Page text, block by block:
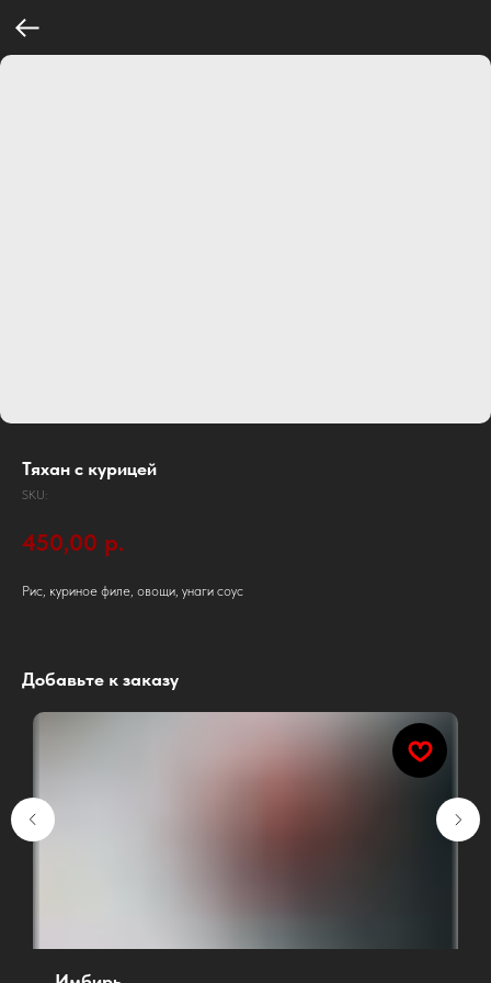
Тяхан с курицей
SKU:
450,00 р.
Рис, куриное филе, овощи, унаги соус
Добавьте к заказу